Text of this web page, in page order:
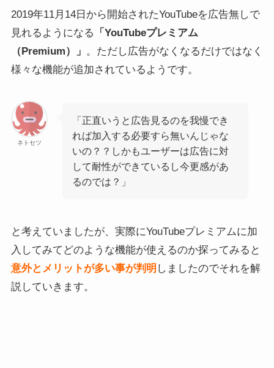
2019年11月14日から開始されたYouTubeを広告無しで
見れるようになる
「YouTubeプレミアム
（Premium）」 。ただし広告がなくなるだけではなく
様々な機能が追加されているようです。
ネトセツ
「正直いうと広告見るのを我慢でき
れば加入する必要すら無いんじゃな
いの？？しかもユーザーは広告に対
して耐性ができているし今更感があ
るのでは？」
と考えていましたが、実際にYouTubeプレミアムに加
入してみてどのような機能が使えるのか探ってみると
意外とメリットが多い事が判明 しましたのでそれを解
説していきます。